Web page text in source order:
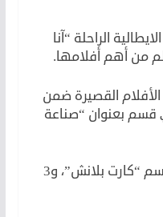
الراحلة “آنا
القصيرة ضمن
5 منها في قسم بعنوان “صناعة
و8 أفلام قصيرة آخرى ضمن قسم “كارت بلانش”، و3